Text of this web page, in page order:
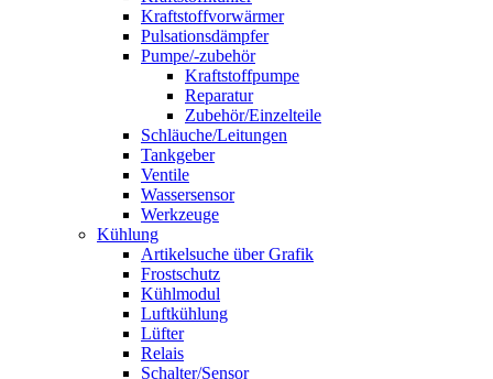
Kraftstoffvorwärmer
Pulsationsdämpfer
Pumpe/-zubehör
Kraftstoffpumpe
Reparatur
Zubehör/Einzelteile
Schläuche/Leitungen
Tankgeber
Ventile
Wassersensor
Werkzeuge
Kühlung
Artikelsuche über Grafik
Frostschutz
Kühlmodul
Luftkühlung
Lüfter
Relais
Schalter/Sensor